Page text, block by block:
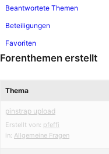
Beantwortete Themen
Beteiligungen
Favoriten
Forenthemen erstellt
Thema
pinstrap upload
Erstellt von: pfeffi
in: Allgemeine Fragen